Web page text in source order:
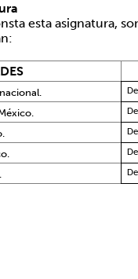
esta asignatura,